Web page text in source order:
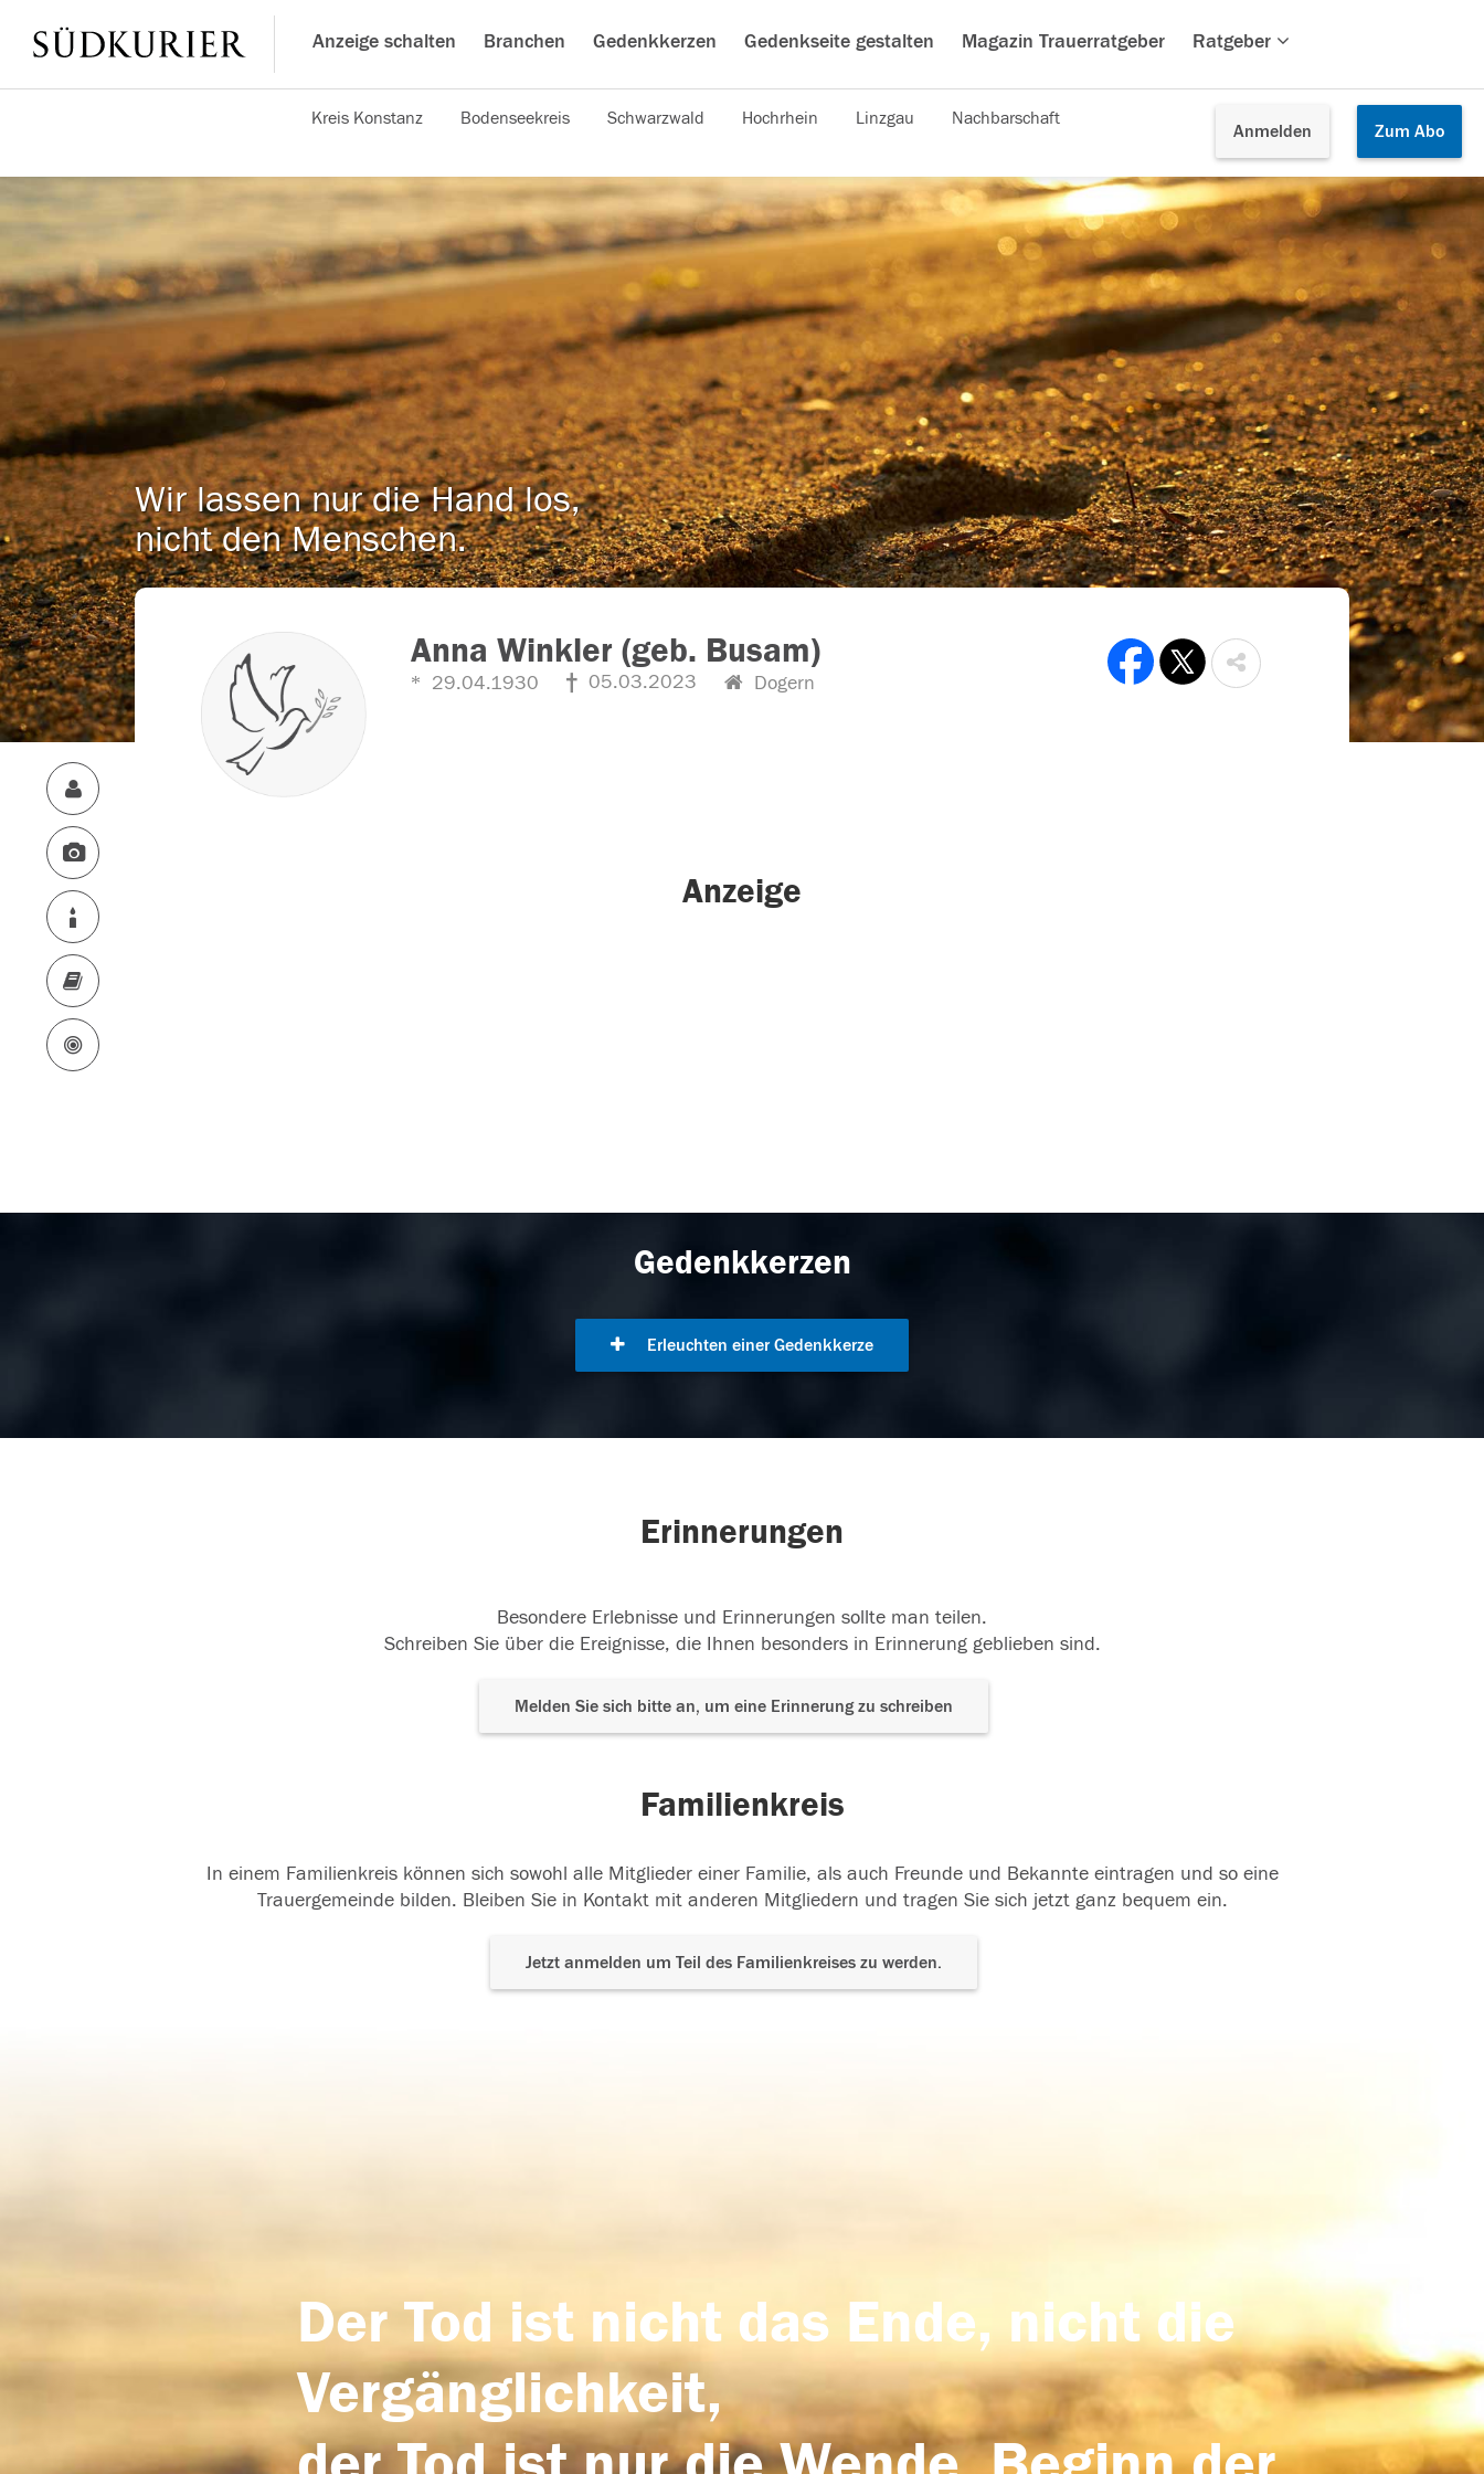
Anzeige schalten Branchen Gedenkkerzen Gedenkseite gestalten Magazin Trauerratgeber Ratgeber
Anmelden Zum Abo
Kreis Konstanz Bodenseekreis Schwarzwald Hochrhein Linzgau Nachbarschaft
Wir lassen nur die Hand los,
nicht den Menschen.
Anna Winkler (geb. Busam)
29.04.1930 05.03.2023 Dogern
Anzeige
Gedenkkerzen
Erleuchten einer Gedenkkerze
Erinnerungen
Besondere Erlebnisse und Erinnerungen sollte man teilen.
Schreiben Sie über die Ereignisse, die Ihnen besonders in Erinnerung geblieben sind.
Melden Sie sich bitte an, um eine Erinnerung zu schreiben
Familienkreis
In einem Familienkreis können sich sowohl alle Mitglieder einer Familie, als auch Freunde und Bekannte eintragen und so eine
Trauergemeinde bilden. Bleiben Sie in Kontakt mit anderen Mitgliedern und tragen Sie sich jetzt ganz bequem ein.
Jetzt anmelden um Teil des Familienkreises zu werden.
Der Tod ist nicht das Ende, nicht die
Vergänglichkeit,